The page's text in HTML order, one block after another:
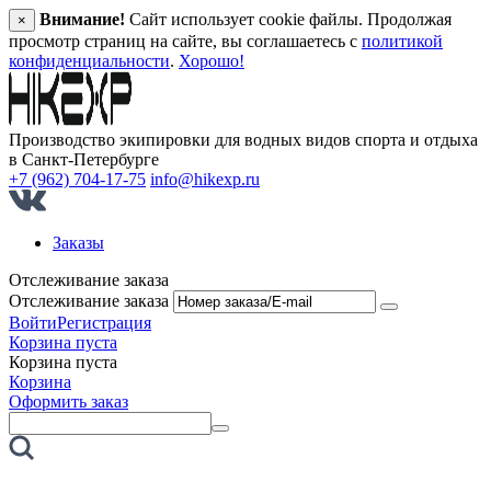
× Внимание! Сайт использует cookie файлы. Продолжая
просмотр страниц на сайте, вы соглашаетесь с политикой
конфиденциальности. Хорошо!
Производство экипировки для водных видов спорта и отдыха
в Санкт‑Петербурге
+7 (962) 704-17-75 info@hikexp.ru
Заказы
Отслеживание заказа
Отслеживание заказа
ВойтиРегистрация
Корзина пуста
Корзина пуста
Корзина
Оформить заказ